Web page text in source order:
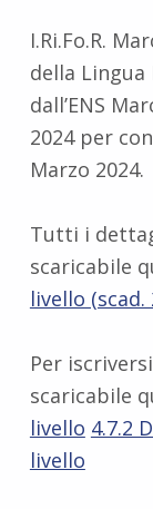
I.Ri.Fo.R.
della Lingua
dall’ENS
2024 per
Marzo 2024.
Tutti i
scaricabile
livello (scad.
Per
scaricabile
livello 4.7.2
livello